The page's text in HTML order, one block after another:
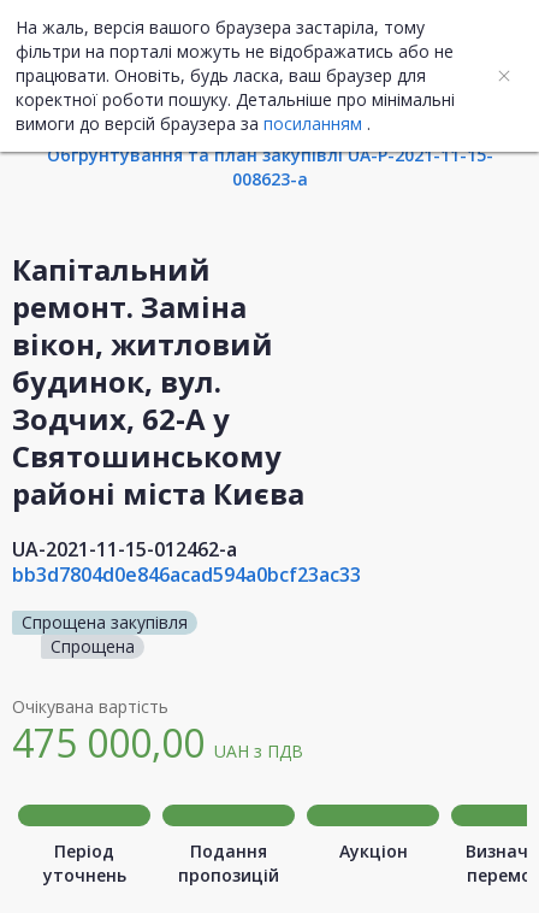
На жаль, версія вашого браузера застаріла, тому
фільтри на порталі можуть не відображатись або не
працювати. Оновіть, будь ласка, ваш браузер для
коректної роботи пошуку. Детальніше про мінімальні
вимоги до версій браузера за посиланням .
UA ENG
Інформація про закупівлю
Обгрунтування та план закупівлі UA-P-2021-11-15-
008623-a
Капітальний
ремонт. Заміна
вікон, житловий
будинок, вул.
Зодчих, 62-А у
Святошинському
районі міста Києва
UA-2021-11-15-012462-a
bb3d7804d0e846acad594a0bcf23ac33
Спрощена закупівля
Спрощена
Очікувана вартість
475 000,00 UAH з ПДВ
Період
уточнень
Подання
пропозицій
Аукціон